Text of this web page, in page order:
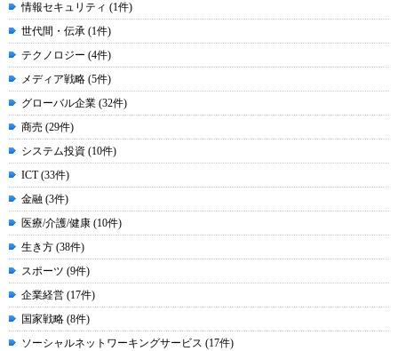
情報セキュリティ (1件)
世代間・伝承 (1件)
テクノロジー (4件)
メディア戦略 (5件)
グローバル企業 (32件)
商売 (29件)
システム投資 (10件)
ICT (33件)
金融 (3件)
医療/介護/健康 (10件)
生き方 (38件)
スポーツ (9件)
企業経営 (17件)
国家戦略 (8件)
ソーシャルネットワーキングサービス (17件)